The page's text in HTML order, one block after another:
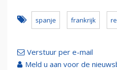
spanje frankrijk
Verstuur per e-mail
Meld u aan voor de